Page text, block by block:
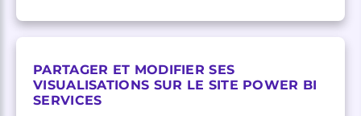
PARTAGER ET MODIFIER SES
VISUALISATIONS SUR LE SITE POWER BI
SERVICES